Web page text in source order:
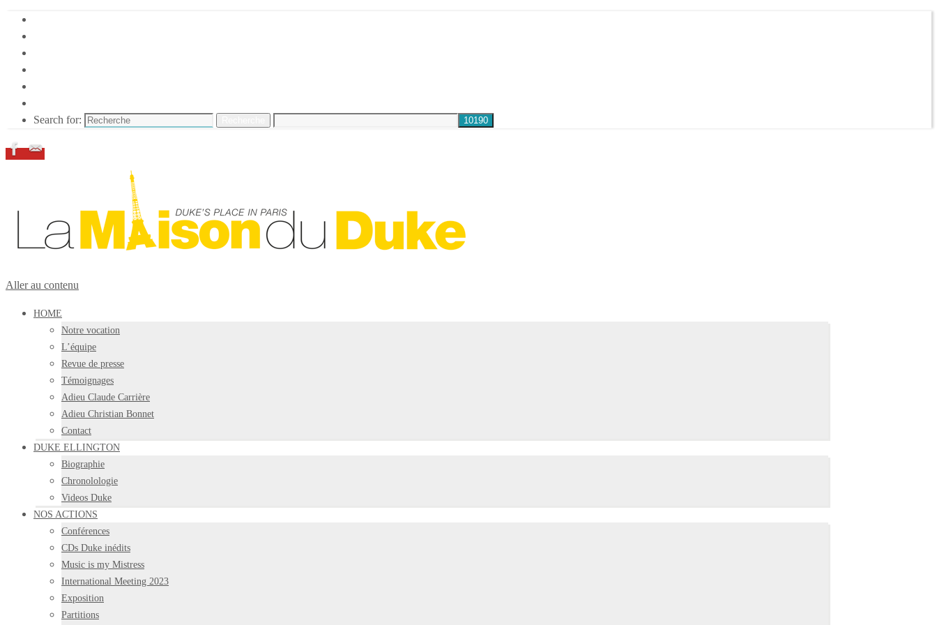
Search for:
Aller au contenu
HOME
Notre vocation
L’équipe
Revue de presse
Témoignages
Adieu Claude Carrière
Adieu Christian Bonnet
Contact
DUKE ELLINGTON
Biographie
Chronolologie
Videos Duke
NOS ACTIONS
Conférences
CDs Duke inédits
Music is my Mistress
International Meeting 2023
Exposition
Partitions